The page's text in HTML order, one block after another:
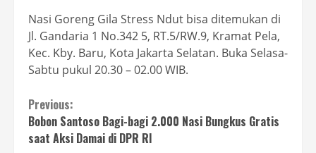
Nasi Goreng Gila Stress Ndut bisa ditemukan di
Jl. Gandaria 1 No.342 5, RT.5/RW.9, Kramat Pela,
Kec. Kby. Baru, Kota Jakarta Selatan. Buka Selasa-
Sabtu pukul 20.30 – 02.00 WIB.
Continue
Reading
Previous:
Bobon Santoso Bagi-bagi 2.000 Nasi Bungkus Gratis
saat Aksi Damai di DPR RI